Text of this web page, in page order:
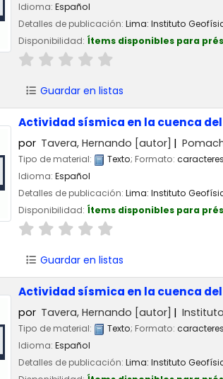
Idioma: Español
Detalles de publicación: Lima: Instituto
Disponibilidad: Ítems disponibles para
Guardar en listas
Actividad sísmica en la cuenca
por Tavera, Hernando [autor]
Tipo de material: Texto; Formato:
Idioma: Español
Detalles de publicación: Lima: Instituto
Disponibilidad: Ítems disponibles para
Guardar en listas
Actividad sísmica en la cuenca
por Tavera, Hernando [autor]
Tipo de material: Texto; Formato:
Idioma: Español
Detalles de publicación: Lima: Instituto